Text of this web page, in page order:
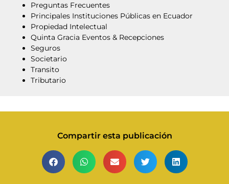
Preguntas Frecuentes
Principales Instituciones Públicas en Ecuador
Propiedad Intelectual
Quinta Gracia Eventos & Recepciones
Seguros
Societario
Transito
Tributario
Compartir esta publicación